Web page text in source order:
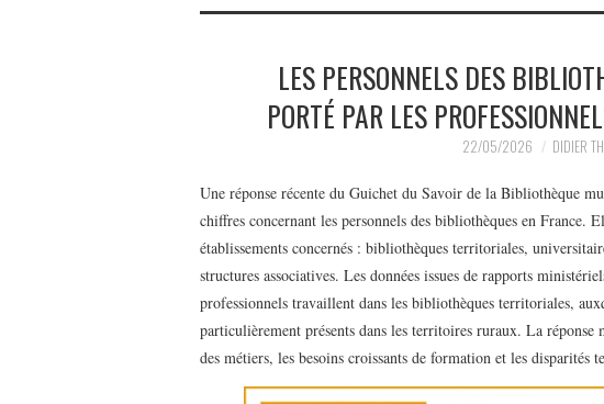
LES PERSONNELS DES
PORTÉ PAR LES
22/05/2026 DIDIER
Une réponse récente du Guichet du Savoir de la Bibliothèque
chiffres concernant les personnels des bibliothèques en France.
établissements concernés : bibliothèques territoriales,
structures associatives. Les données issues de rapports
professionnels travaillent dans les bibliothèques territoriales,
particulièrement présents dans les territoires ruraux. La
des métiers, les besoins croissants de formation et les disparités